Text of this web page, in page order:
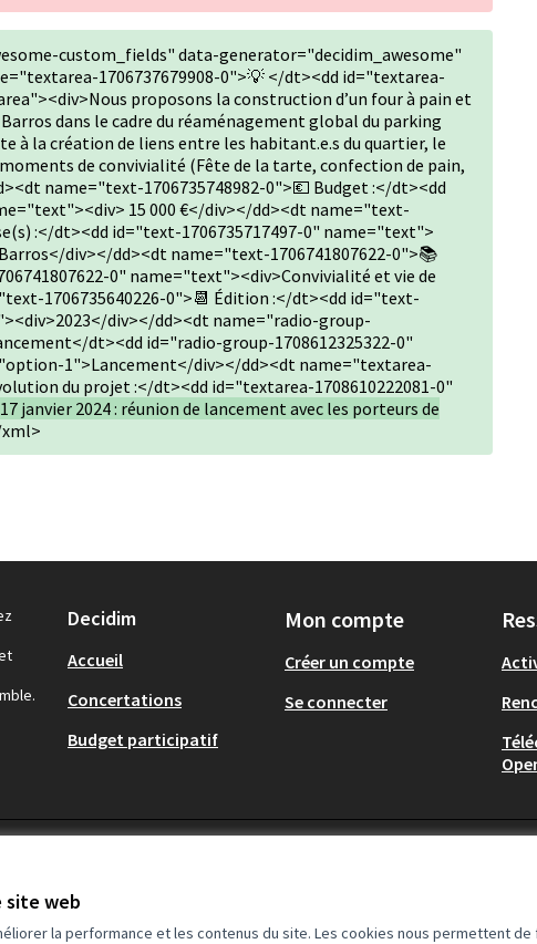
site web
la performance et les contenus du site. Les cookies nous permettent de
custom_fields" data-generator="decidim_awesome"
1706737679908-0">💡 </dt><dd id="textarea-
proposons la construction d’un four à pain et
dans le cadre du réaménagement global du parking
à la création de liens entre les habitant.e.s du quartier, le
de convivialité (Fête de la tarte, confection de pain,
name="text-1706735748982-0">💶 Budget :</dt><dd
15 000 €</div></dd><dt name="text-
:</dt><dd id="text-1706735717497-0" name="text">
div></dd><dt name="text-1706741807622-0">📚
0" name="text"><div>Convivialité et vie de
1706735640226-0">📆 Édition :</dt><dd id="text-
div></dd><dt name="radio-group-
dt><dd id="radio-group-1708612325322-0"
1">Lancement</div></dd><dt name="textarea-
du projet :</dt><dd id="textarea-1708610222081-0"
janvier 2024 : réunion de lancement avec les porteurs de
Decidim
Accueil
Concertations
Budget participatif
Mon compte
Créer un compte
Se connecter